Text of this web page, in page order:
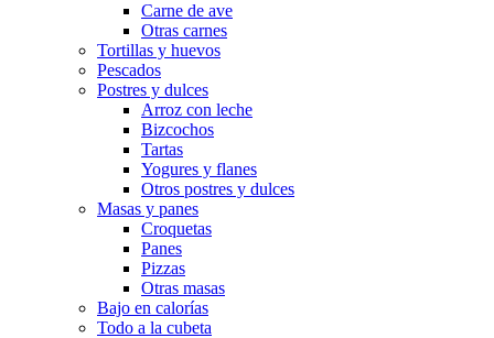
Carne de ave
Otras carnes
Tortillas y huevos
Pescados
Postres y dulces
Arroz con leche
Bizcochos
Tartas
Yogures y flanes
Otros postres y dulces
Masas y panes
Croquetas
Panes
Pizzas
Otras masas
Bajo en calorías
Todo a la cubeta